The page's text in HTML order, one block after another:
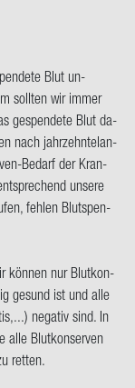
Blut un­
soll­ten wir immer
ge­spen­de­te Blut da­
nach jahr­zehn­te­lan­
​Bedarf der Kran­
un­se­re
feh­len Blut­spen­
kön­nen nur Blut­kon­
ge­sund ist und alle
ne­ga­tiv sind. In
alle Blut­kon­ser­ven
ret­ten.